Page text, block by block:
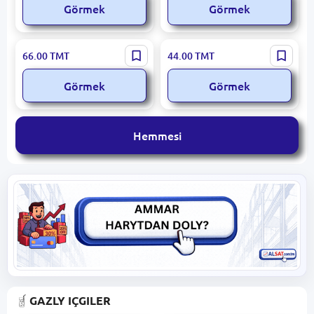
Görmek Görmek
Pokgi | Wişne-Alma Şiresi
200 ml Blok 24 sany
66.00TMT
Görmek
Hosal Kids | Alma Sowy 200
ml Blok 24 sany
44.00TMT
Görmek
Hemmesi
GAZLY IÇGILER